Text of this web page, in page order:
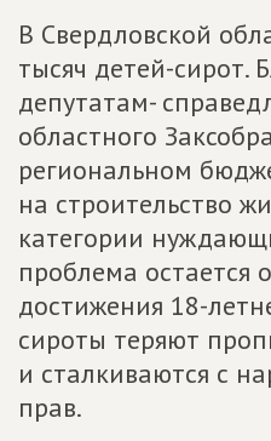
В Свердловской
тысяч детей-сирот.
депутатам-
областного
региональном
на строительство
категории
проблема остается
достижения 18-
сироты теряют
и сталкиваются с
прав.